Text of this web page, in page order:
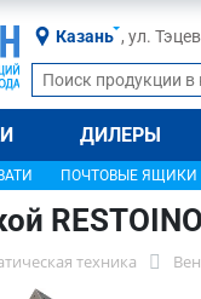
Казань , ул.
ДИЛЕРЫ
ПОЧТОВЫЕ ЯЩИКИ
техника